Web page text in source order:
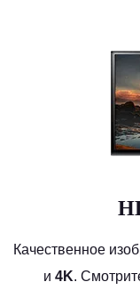
Качественное
и 4K.